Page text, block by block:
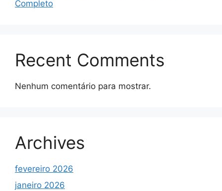
Completo
Recent Comments
Nenhum comentário para mostrar.
Archives
fevereiro 2026
janeiro 2026